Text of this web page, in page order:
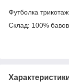
Футболка
Склад: 100%